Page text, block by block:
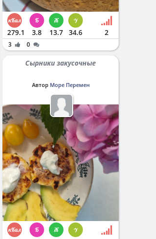
279.1 3.8 13.7 34.6 2
3 0
Сырники закусочные
Автор Море Перемен